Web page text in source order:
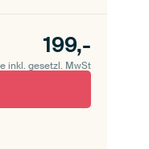
199,-
inkl. gesetzl. MwSt